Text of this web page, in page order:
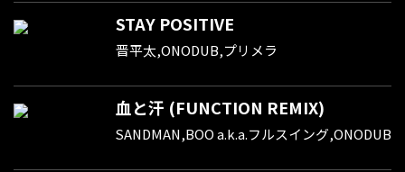
STAY POSITIVE
晋平太,ONODUB,プリメラ
血と汗 (FUNCTION REMIX)
SANDMAN,BOO a.k.a.フルスイング,ONODUB